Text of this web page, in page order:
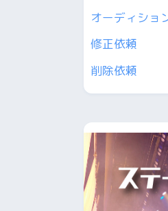
オーディショ
修正依頼
削除依頼